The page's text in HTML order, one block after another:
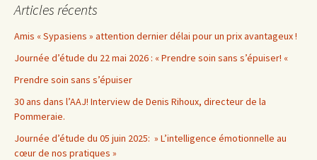
Articles récents
Amis « Sypasiens » attention dernier délai pour un prix avantageux !
Journée d’étude du 22 mai 2026 : « Prendre soin sans s’épuiser! «
Prendre soin sans s’épuiser
30 ans dans l’AAJ! Interview de Denis Rihoux, directeur de la
Pommeraie.
Journée d’étude du 05 juin 2025: » L’intelligence émotionnelle au
cœur de nos pratiques »